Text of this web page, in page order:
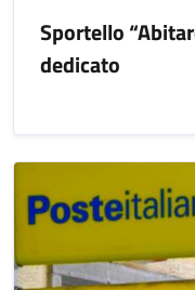
Sportello
dedicato